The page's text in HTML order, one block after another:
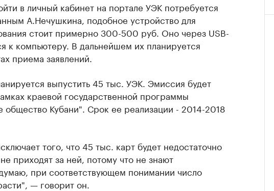
в личный кабинет на портале УЭК потребуется
А.Нечушкина, подобное устройство для
стоит примерно 300-500 руб. Оно через USB-
к компьютеру. В дальнейшем их планируется
приема заявлений.
выпустить 45 тыс. УЭК. Эмиссия будет
краевой государственной программы
Кубани". Срок ее реализации - 2014-2018
того, что 45 тыс. карт будет недостаточно
приходят за ней, потому что не знают
при соответствующем понимании число
— говорит он.